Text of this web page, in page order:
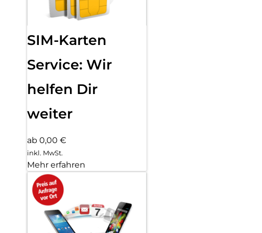
SIM-Karten
Service: Wir
helfen Dir
weiter
ab 0,00 €
inkl. MwSt.
Mehr erfahren